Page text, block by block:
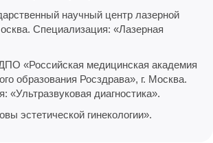
научный центр лазерной
Специализация: «Лазерная
«Российская медицинская академия
образования Росздрава», г. Москва.
«Ультразвуковая диагностика».
эстетической гинекологии».